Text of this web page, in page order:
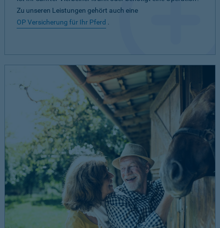
Zu unseren Leistungen gehört auch eine
OP Versicherung für Ihr Pferd .